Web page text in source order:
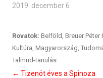
2019. december 6
Rovatok: Belföld Breuer Péter
Kultúra Magyarország
Talmud-tanulás
Bejegyzés
← Tizenöt éves a Spinoza